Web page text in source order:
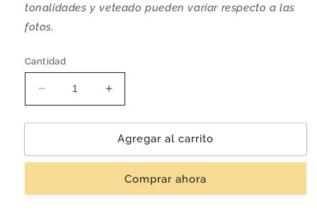
tonalidades y veteado pueden variar respecto a las
fotos.
Cantidad
Reducir
cantidad
para
&#39;Arena&#39;
Parota
Aumentar
cantidad
para
Banco
&#39;Arena&#39;
Madera
Parota
Agregar al carrito
Comprar ahora